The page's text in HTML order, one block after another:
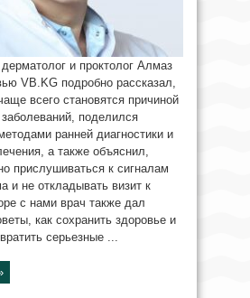
дерматолог и проктолог Алмаз
VB.KG подробно рассказал,
всего становятся причиной
заболеваний, поделился
ранней диагностики и
а также объяснил,
прислушиваться к сигналам
и не откладывать визит к
с нами врач также дал
как сохранить здоровье и
серьезные ...